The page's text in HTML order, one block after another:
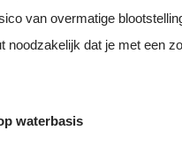
van overmatige
noodzakelijk dat je met een
waterbasis